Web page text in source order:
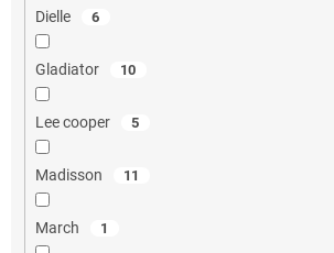
Dielle 6
Gladiator 10
Lee cooper 5
Madisson 11
March 1